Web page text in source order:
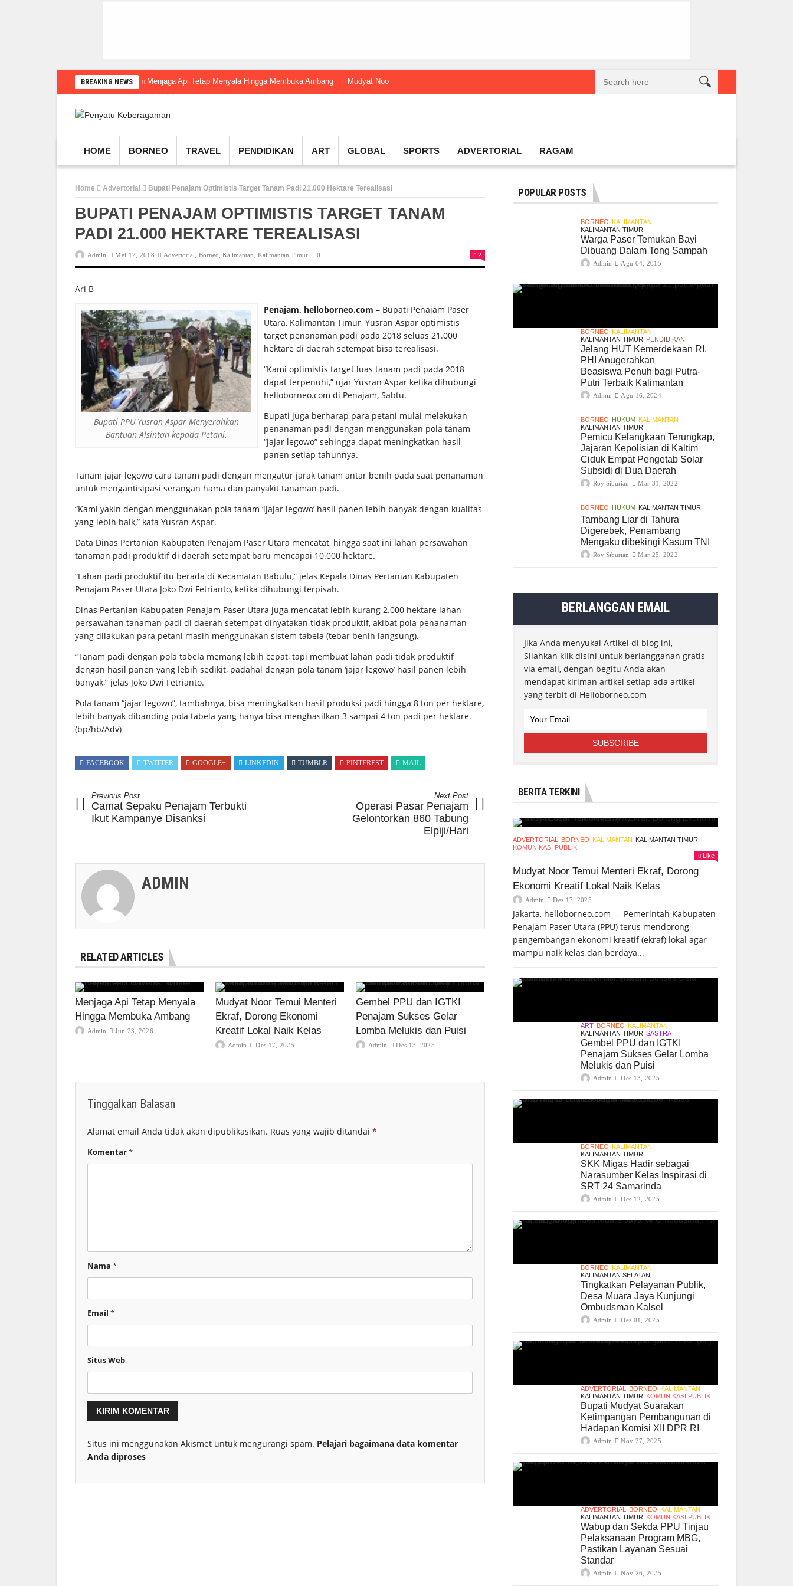
BREAKING NEWS Menjaga Api Tetap Menyala Hingga Membuka Ambang Mudyat Noor Temui Menteri Ekraf, Dorong Ekonomi Kreatif Lokal Naik Kelas Gembel PPU dan IGTKI Penajam Sukses Gelar
HOME BORNEO TRAVEL PENDIDIKAN ART GLOBAL SPORTS ADVERTORIAL RAGAM
Home Advertorial Bupati Penajam Optimistis Target Tanam Padi 21.000 Hektare Terealisasi
BUPATI PENAJAM OPTIMISTIS TARGET TANAM
PADI 21.000 HEKTARE TEREALISASI
Admin Mei 12, 2018 Advertorial Borneo ,Kalimantan ,Kalimantan Timur 0 2
Ari B
Bupati PPU Yusran Aspar Menyerahkan
Bantuan Alsintan kepada Petani.
Penajam, helloborneo.com – Bupati Penajam Paser
Utara, Kalimantan Timur, Yusran Aspar optimistis
target penanaman padi pada 2018 seluas 21.000
hektare di daerah setempat bisa terealisasi.
“Kami optimistis target luas tanam padi pada 2018
dapat terpenuhi,” ujar Yusran Aspar ketika dihubungi
helloborneo.com di Penajam, Sabtu.
Bupati juga berharap para petani mulai melakukan
penanaman padi dengan menggunakan pola tanam
“jajar legowo” sehingga dapat meningkatkan hasil
panen setiap tahunnya.
Tanam jajar legowo cara tanam padi dengan mengatur jarak tanam antar benih pada saat penanaman
untuk mengantisipasi serangan hama dan panyakit tanaman padi.
“Kami yakin dengan menggunakan pola tanam ‘ljajar legowo’ hasil panen lebih banyak dengan kualitas
yang lebih baik,” kata Yusran Aspar.
Data Dinas Pertanian Kabupaten Penajam Paser Utara mencatat, hingga saat ini lahan persawahan
tanaman padi produktif di daerah setempat baru mencapai 10.000 hektare.
“Lahan padi produktif itu berada di Kecamatan Babulu,” jelas Kepala Dinas Pertanian Kabupaten
Penajam Paser Utara Joko Dwi Fetrianto, ketika dihubungi terpisah.
Dinas Pertanian Kabupaten Penajam Paser Utara juga mencatat lebih kurang 2.000 hektare lahan
persawahan tanaman padi di daerah setempat dinyatakan tidak produktif, akibat pola penanaman
yang dilakukan para petani masih menggunakan sistem tabela (tebar benih langsung).
“Tanam padi dengan pola tabela memang lebih cepat, tapi membuat lahan padi tidak produktif
dengan hasil panen yang lebih sedikit, padahal dengan pola tanam ‘jajar legowo’ hasil panen lebih
banyak,” jelas Joko Dwi Fetrianto.
Pola tanam “jajar legowo”, tambahnya, bisa meningkatkan hasil produksi padi hingga 8 ton per hektare,
lebih banyak dibanding pola tabela yang hanya bisa menghasilkan 3 sampai 4 ton padi per hektare.
(bp/hb/Adv)
FACEBOOK TWITTER GOOGLE+ LINKEDIN TUMBLR PINTEREST MAIL
Previous Post
Camat Sepaku Penajam Terbukti
Ikut Kampanye Disanksi
Next Post
Operasi Pasar Penajam
Gelontorkan 860 Tabung
Elpiji/Hari
ADMIN
RELATED ARTICLES
Menjaga Api Tetap Menyala
Hingga Membuka Ambang
Admin Jun 23, 2026
Mudyat Noor Temui Menteri
Ekraf, Dorong Ekonomi
Kreatif Lokal Naik Kelas
Admin Des 17, 2025
Gembel PPU dan IGTKI
Penajam Sukses Gelar
Lomba Melukis dan Puisi
Admin Des 13, 2025
Tinggalkan Balasan
Alamat email Anda tidak akan dipublikasikan. Ruas yang wajib ditandai *
Komentar*
Nama *
Email *
Situs Web
Situs ini menggunakan Akismet untuk mengurangi spam. Pelajari bagaimana data komentar
Anda diproses
POPULAR POSTS
BORNEO KALIMANTAN
KALIMANTAN TIMUR
Warga Paser Temukan Bayi
Dibuang Dalam Tong Sampah
Admin Agu 04, 2015
BORNEO KALIMANTAN
KALIMANTAN TIMUR PENDIDIKAN
Jelang HUT Kemerdekaan RI,
PHI Anugerahkan
Beasiswa Penuh bagi Putra-
Putri Terbaik Kalimantan
Admin Agu 16, 2024
BORNEO HUKUM KALIMANTAN
KALIMANTAN TIMUR
Pemicu Kelangkaan Terungkap,
Jajaran Kepolisian di Kaltim
Ciduk Empat Pengetab Solar
Subsidi di Dua Daerah
Roy Siburian Mar 31, 2022
BORNEO HUKUM KALIMANTAN TIMUR
Tambang Liar di Tahura
Digerebek, Penambang
Mengaku dibekingi Kasum TNI
Roy Siburian Mar 25, 2022
BERLANGGAN EMAIL
Jika Anda menyukai Artikel di blog ini,
Silahkan klik disini untuk berlangganan gratis
via email, dengan begitu Anda akan
mendapat kiriman artikel setiap ada artikel
yang terbit di Helloborneo.com
BERITA TERKINI
ADVERTORIAL BORNEO KALIMANTAN KALIMANTAN TIMUR
KOMUNIKASI PUBLIK
Like
Mudyat Noor Temui Menteri Ekraf, Dorong
Ekonomi Kreatif Lokal Naik Kelas
Admin Des 17, 2025
Jakarta, helloborneo.com — Pemerintah Kabupaten
Penajam Paser Utara (PPU) terus mendorong
pengembangan ekonomi kreatif (ekraf) lokal agar
mampu naik kelas dan berdaya...
ART BORNEO KALIMANTAN
KALIMANTAN TIMUR SASTRA
Gembel PPU dan IGTKI
Penajam Sukses Gelar Lomba
Melukis dan Puisi
Admin Des 13, 2025
BORNEO KALIMANTAN
KALIMANTAN TIMUR
SKK Migas Hadir sebagai
Narasumber Kelas Inspirasi di
SRT 24 Samarinda
Admin Des 12, 2025
BORNEO KALIMANTAN
KALIMANTAN SELATAN
Tingkatkan Pelayanan Publik,
Desa Muara Jaya Kunjungi
Ombudsman Kalsel
Admin Des 01, 2025
ADVERTORIAL BORNEO KALIMANTAN
KALIMANTAN TIMUR KOMUNIKASI PUBLIK
Bupati Mudyat Suarakan
Ketimpangan Pembangunan di
Hadapan Komisi XII DPR RI
Admin Nov 27, 2025
ADVERTORIAL BORNEO KALIMANTAN
KALIMANTAN TIMUR KOMUNIKASI PUBLIK
Wabup dan Sekda PPU Tinjau
Pelaksanaan Program MBG,
Pastikan Layanan Sesuai
Standar
Admin Nov 26, 2025